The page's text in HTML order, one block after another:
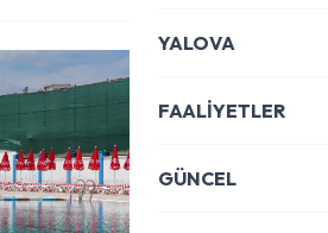
YALOVA
FAALİYETLER
GÜNCEL